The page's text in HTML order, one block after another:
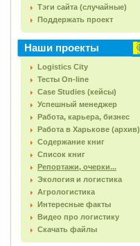
Тэги сайта (случайные)
Поддержать проект
Наши проекты
Logistics City
Тесты On-line
Case Studies (кейсы)
Успешный менеджер
Работа, карьера, бизнес
Работа в Харькове (архив)
Содержание книг
Список книг
Репортажи, очерки...
Экология и логистика
Агрологистика
Интересные факты
Видео про логистику
Скачать файлы